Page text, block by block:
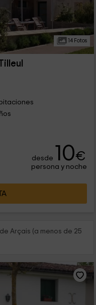
14 Fotos
desde 10€
persona y noche
Arçais (a menos de 25